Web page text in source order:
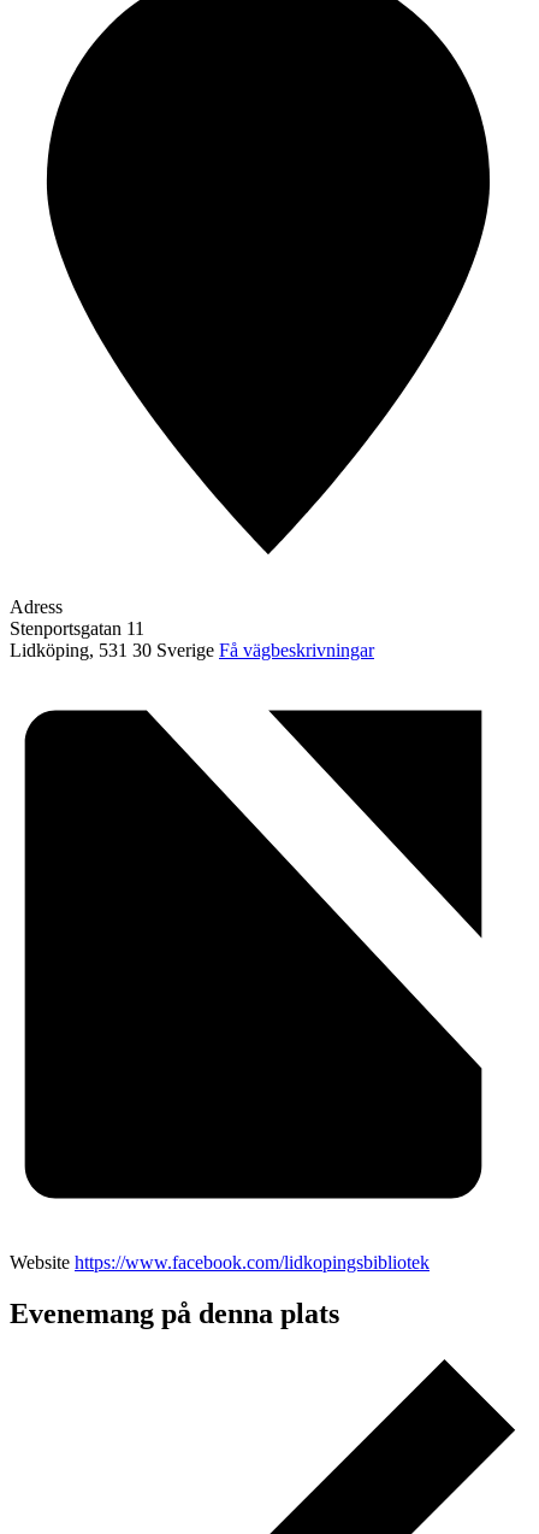
Adress
Stenportsgatan 11
Lidköping, 531 30 Sverige Få vägbeskrivningar
Website https://www.facebook.com/lidkopingsbibliotek
Evenemang på denna plats